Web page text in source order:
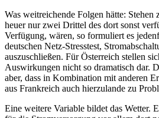
Was weitreichende Folgen hätte:
heuer nur zwei Drittel des dort sonst
Verfügung, wären, so formuliert es
deutschen Netz-Stresstest,
auszuschließen. Für Österreich stellen
Auswirkungen nicht so dramatisch dar.
aber, dass in Kombination mit anderen
aus Frankreich auch hierzulande zu
Eine weitere Variable bildet das Wetter.